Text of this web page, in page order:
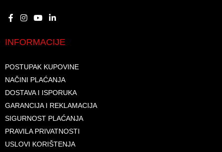
INFORMACIJE
POSTUPAK KUPOVINE
NAČINI PLAĆANJA
DOSTAVA I ISPORUKA
GARANCIJA I REKLAMACIJA
SIGURNOST PLAĆANJA
PRAVILA PRIVATNOSTI
USLOVI KORIŠTENJA